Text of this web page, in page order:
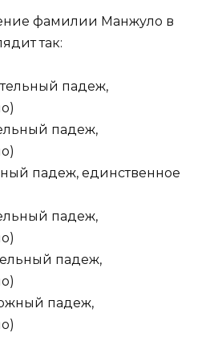
фамилии Манжуло в
так:
падеж,
падеж,
падеж, единственное
падеж,
падеж,
падеж,